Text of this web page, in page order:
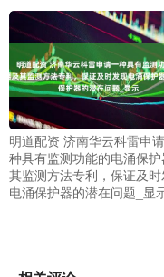
明道配资 济南华云科雷申
种具有监测功能的电涌保护
其监测方法专利，保证及
电涌保护器的潜在问题_显